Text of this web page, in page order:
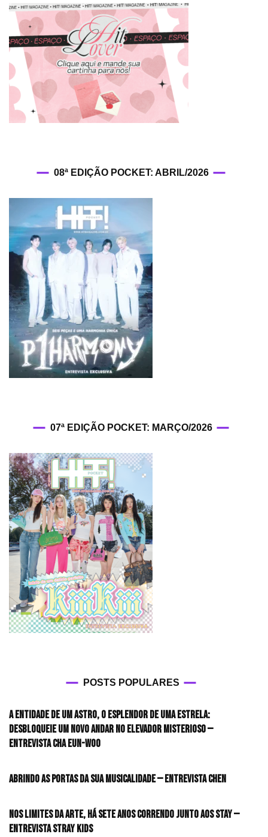
08ª EDIÇÃO POCKET: ABRIL/2026
07ª EDIÇÃO POCKET: MARÇO/2026
POSTS POPULARES
A entidade de um astro, o esplendor de uma estrela:
desbloqueie um novo andar no elevador misterioso —
Entrevista CHA EUN-WOO
Abrindo as portas da sua musicalidade — Entrevista CHEN
Nos limites da arte, há sete anos correndo junto aos STAY —
Entrevista Stray Kids